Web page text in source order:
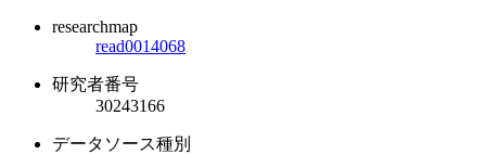
researchmap
read0014068
研究者番号
30243166
データソース種別